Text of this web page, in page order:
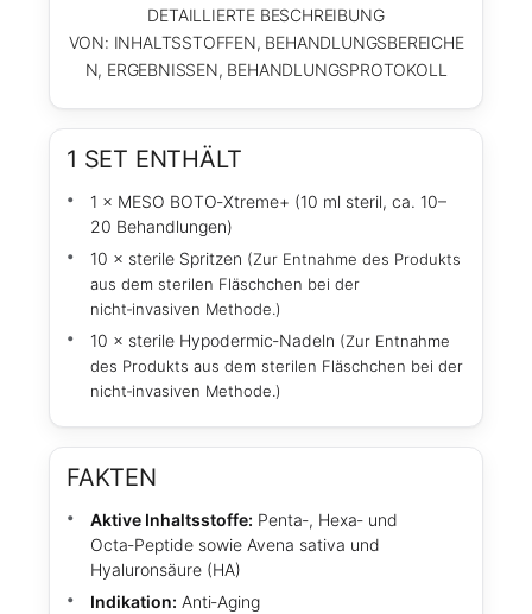
DETAILLIERTE BESCHREIBUNG
VON: INHALTSSTOFFEN, BEHANDLUNGSBEREICHE
N, ERGEBNISSEN, BEHANDLUNGSPROTOKOLL
1 SET ENTHÄLT
1 × MESO BOTO‑Xtreme+ (10 ml steril, ca. 10–
20 Behandlungen)
10 × sterile Spritzen (Zur Entnahme des Produkts
aus dem sterilen Fläschchen bei der
nicht‑invasiven Methode.)
10 × sterile Hypodermic‑Nadeln (Zur Entnahme
des Produkts aus dem sterilen Fläschchen bei der
nicht‑invasiven Methode.)
FAKTEN
Aktive Inhaltsstoffe: Penta‑, Hexa‑ und
Octa‑Peptide sowie Avena sativa und
Hyaluronsäure (HA)
Indikation: Anti‑Aging